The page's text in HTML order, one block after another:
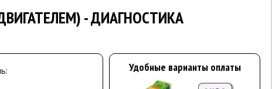
- ДИАГНОСТИКА
Удобные варианты оплаты